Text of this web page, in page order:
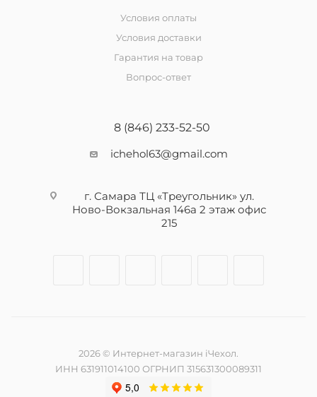
Условия оплаты
Условия доставки
Гарантия на товар
Вопрос-ответ
8 (846) 233-52-50
ichehol63@gmail.com
г. Самара ТЦ «Треугольник» ул.
Ново-Вокзальная 146а 2 этаж офис
215
2026 © Интернет-магазин iЧехол.
ИНН 631911014100 ОГРНИП 315631300089311